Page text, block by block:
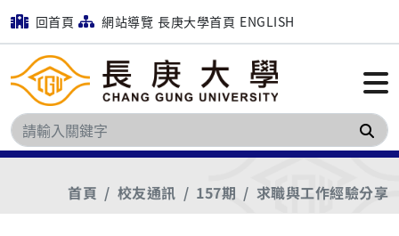
回首頁 網站導覽 長庚大學首頁 ENGLISH
搜
首頁 校友通訊 157期 求職與工作經驗分享